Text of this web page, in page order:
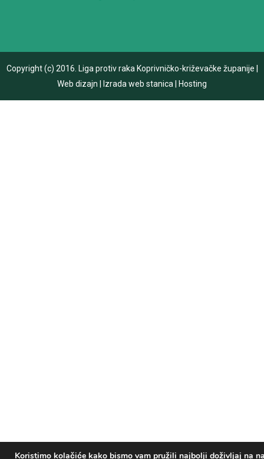
Koristimo kolačiće kako bismo vam pružili najbolji doživljaj na
Copyright (c) 2016. Liga protiv raka Koprivničko-križevačke županije
Web dizajn
Izrada web stanica Hosting